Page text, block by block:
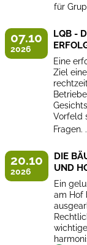
für
07.10
2026
LQB -
Eine
Ziel
Vorfeld
Fragen.
20.10
2026
DIE
UND
Ein
am Hof